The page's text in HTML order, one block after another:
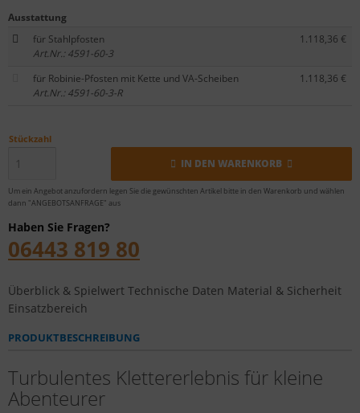
Ausstattung
für Stahlpfosten
1.118,36 €
Art.Nr.: 4591-60-3
für Robinie-Pfosten mit Kette und VA-Scheiben
1.118,36 €
Art.Nr.: 4591-60-3-R
Stückzahl
IN DEN WARENKORB
Um ein Angebot anzufordern legen Sie die gewünschten Artikel bitte in den Warenkorb und wählen
dann "ANGEBOTSANFRAGE" aus
Haben Sie Fragen?
06443 819 80
Überblick & Spielwert Technische Daten Material & Sicherheit
Einsatzbereich
PRODUKTBESCHREIBUNG
Turbulentes Klettererlebnis für kleine
Abenteurer